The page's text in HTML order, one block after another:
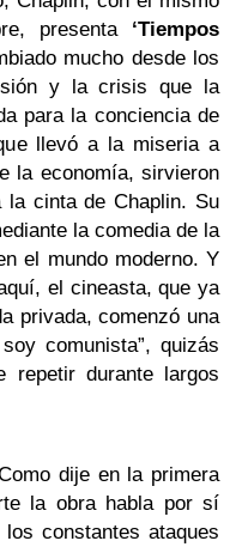
presenta ‘Tiempos
mucho desde los
y la crisis que la
para la conciencia de
llevó a la miseria a
la economía, sirvieron
la cinta de Chaplin. Su
la comedia de la
el mundo moderno. Y
el cineasta, que ya
privada, comenzó una
comunista”, quizás
repetir durante largos
dije en la primera
la obra habla por sí
constantes ataques